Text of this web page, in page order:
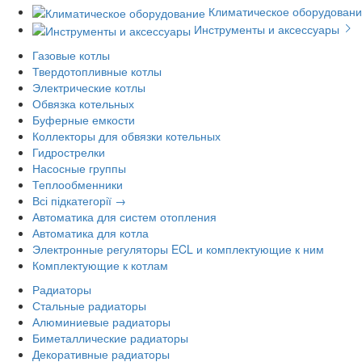
Климатическое
Инструменты и аксессуары
Газовые котлы
Твердотопливные котлы
Электрические котлы
Обвязка котельных
Буферные емкости
Коллекторы для обвязки котельных
Гидрострелки
Насосные группы
Теплообменники
Всі підкатегорії →
Автоматика для систем отопления
Автоматика для котла
Электронные регуляторы ECL и комплектующие к ним
Комплектующие к котлам
Радиаторы
Стальные радиаторы
Алюминиевые радиаторы
Биметаллические радиаторы
Декоративные радиаторы